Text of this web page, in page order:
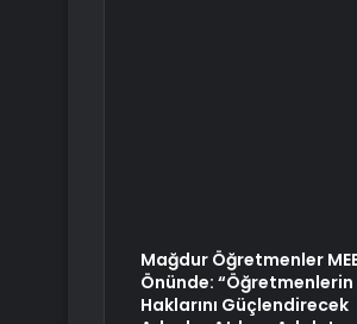
Mağdur Öğretmenler
Önünde: “Öğretmenlerin
Haklarını Güçlendirecek